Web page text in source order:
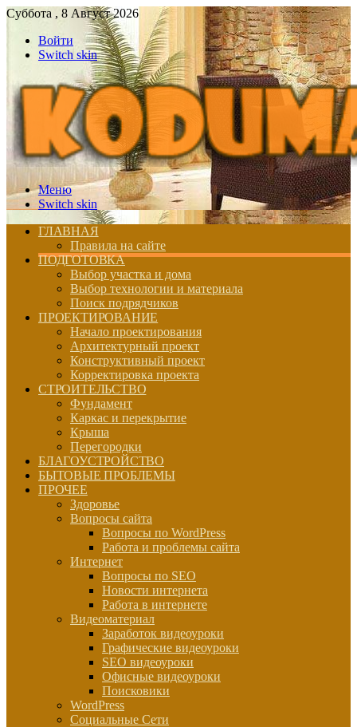
Суббота , 8 Август 2026
Войти
Switch skin
Меню
Switch skin
ГЛАВНАЯ
Правила на сайте
ПОДГОТОВКА
Выбор участка и дома
Выбор технологии и материала
Поиск подрядчиков
ПРОЕКТИРОВАНИЕ
Начало проектирования
Архитектурный проект
Конструктивный проект
Корректировка проекта
СТРОИТЕЛЬСТВО
Фундамент
Каркас и перекрытие
Крыша
Перегородки
БЛАГОУСТРОЙСТВО
БЫТОВЫЕ ПРОБЛЕМЫ
ПРОЧЕЕ
Здоровье
Вопросы сайта
Вопросы по WordPress
Работа и проблемы сайта
Интернет
Вопросы по SEO
Новости интернета
Работа в интернете
Видеоматериал
Заработок видеоуроки
Графические видеоуроки
SEO видеоуроки
Офисные видеоуроки
Поисковики
WordPress
Социальные Сети